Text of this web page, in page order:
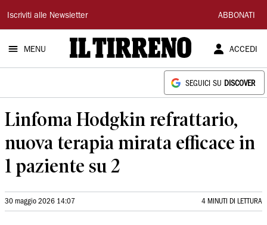
Il
Tirreno
Iscriviti alle Newsletter ABBONATI
MENU ACCEDI
SEGUICI SU DISCOVER
Linfoma Hodgkin refrattario,
nuova terapia mirata efficace in
1 paziente su 2
30 maggio 2026 14:07 4 MINUTI DI LETTURA